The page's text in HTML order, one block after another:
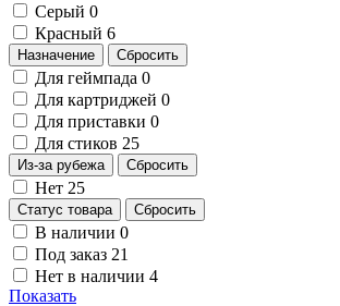
Серый 0
Красный 6
Назначение Сбросить
Для геймпада 0
Для картриджей 0
Для приставки 0
Для стиков 25
Из-за рубежа Сбросить
Нет 25
Статус товара Сбросить
В наличии 0
Под заказ 21
Нет в наличии 4
Показать